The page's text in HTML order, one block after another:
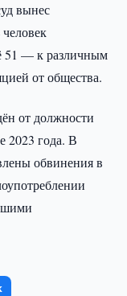
вынес
51 — к различным
от общества.
от должности
2023 года. В
обвинения в